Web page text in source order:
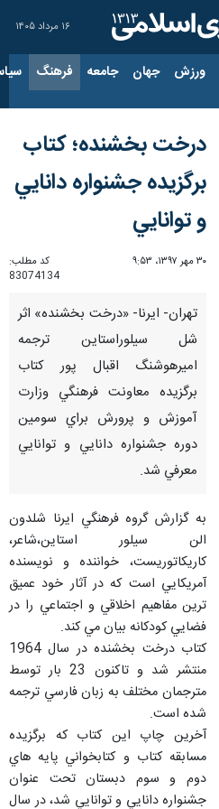
۱۶ مرداد ۱۴۰۵
ورزش جهان جامعه فرهنگ
درخت بخشنده؛ كتاب
برگزيده جشنواره دانايي
و توانايي
۳۰ مهر ۱۳۹۷، ۹:۵۳
کد مطلب:
83074134
تهران- ايرنا- «درخت بخشنده» اثر
شل سيلوراستاين ترجمه
اميرهوشنگ اقبال پور كتاب
برگزيده معاونت فرهنگي وزارت
آموزش و پرورش براي سومين
دوره جشنواره دانايي و توانايي
معرفي شد.
به گزارش گروه فرهنگي ايرنا شلدون
الن سيلور استاين،شاعر،
كاريكاتوريست، خواننده و نويسنده
آمريكايي است كه در آثار خود عميق
ترين مفاهيم اخلاقي و اجتماعي را در
فضايي كودكانه بيان مي كند.
كتاب درخت بخشنده در سال 1964
منتشر شد و تاكنون 23 بار توسط
مترجمان مختلف به زبان فارسي ترجمه
شده است.
آخرين چاپ اين كتاب كه برگزيده
مسابقه كتاب و كتابخواني پايه هاي
دوم و سوم دبستان تحت عنوان
جشنواره دانايي و توانايي شد، در سال